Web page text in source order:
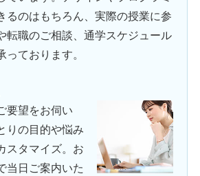
るのはもちろん、実際の授業に参
転職のご相談、通学スケジュール
ております。
要望をお伺い
りの目的や悩み
スタマイズ。お
当日ご案内いた